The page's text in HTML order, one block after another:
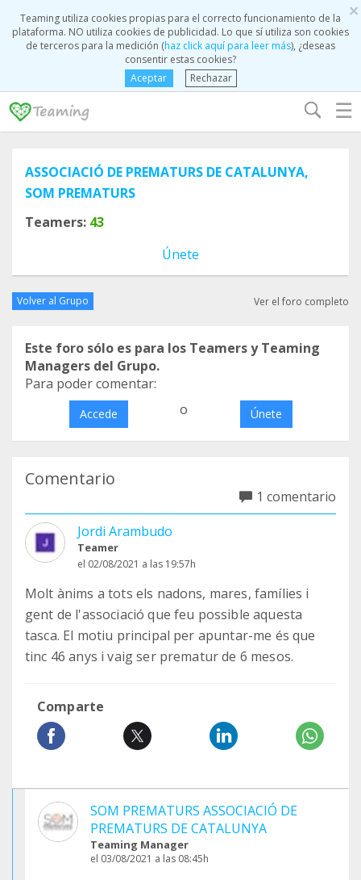
×
Teaming utiliza cookies propias para el correcto funcionamiento de la
plataforma. NO utiliza cookies de publicidad. Lo que sí utiliza son cookies
de terceros para la medición (haz click aquí para leer más), ¿deseas
consentir estas cookies?
Aceptar
Rechazar
☰
ASSOCIACIÓ DE PREMATURS DE CATALUNYA,
SOM PREMATURS
Teamers: 43
Únete
Volver al Grupo Ver el foro completo
Este foro sólo es para los Teamers y Teaming
Managers del Grupo.
Para poder comentar:
Accede o Únete
Comentario
1 comentario
Jordi Arambudo
Teamer
el 02/08/2021 a las 19:57h
Molt ànims a tots els nadons, mares, famílies i
gent de l'associació que feu possible aquesta
tasca. El motiu principal per apuntar-me és que
tinc 46 anys i vaig ser prematur de 6 mesos.
Comparte
SOM PREMATURS ASSOCIACIÓ DE
PREMATURS DE CATALUNYA
Teaming Manager
el 03/08/2021 a las 08:45h